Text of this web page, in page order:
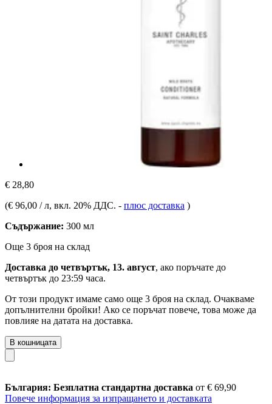
€ 28,80
(€ 96,00 / л, вкл. 20% ДДС. - плюс доставка )
Съдържание: 300 мл
Още 3 броя на склад
Доставка до четвъртък, 13. август, ако поръчате до
четвъртък до 23:59 часа.
От този продукт имаме само още 3 броя на склад. Очакваме
допълнителни бройки! Ако се поръчат повече, това може да
повлияе на датата на доставка.
В кошницата
България: Безплатна стандартна доставка от € 69,90
Повече информация за изпращането и доставката